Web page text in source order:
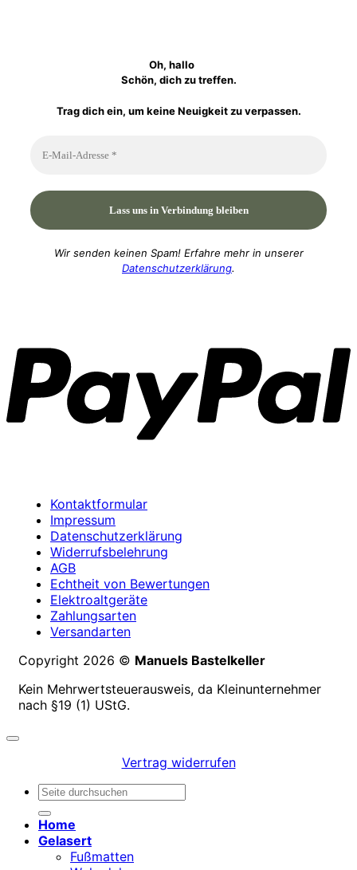
Oh, hallo
Schön, dich zu treffen.
Trag dich ein, um keine Neuigkeit zu verpassen.
Wir senden keinen Spam! Erfahre mehr in unserer
Datenschutzerklärung.
Kontaktformular
Impressum
Datenschutzerklärung
Widerrufsbelehrung
AGB
Echtheit von Bewertungen
Elektroaltgeräte
Zahlungsarten
Versandarten
Copyright 2026 © Manuels Bastelkeller
Kein Mehrwertsteuerausweis, da Kleinunternehmer
nach §19 (1) UStG.
Vertrag widerrufen
Suchen
Home
Gelasert
Fußmatten